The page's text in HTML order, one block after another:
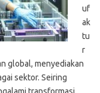
uf
ak
tu
r
global, menyediakan
sektor. Seiring